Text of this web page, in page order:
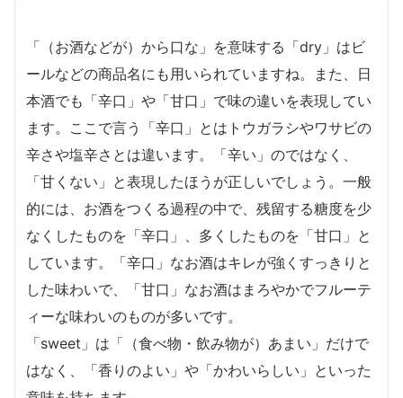
「（お酒などが）から口な」を意味する「dry」はビ
ールなどの商品名にも用いられていますね。また、日
本酒でも「辛口」や「甘口」で味の違いを表現してい
ます。ここで言う「辛口」とはトウガラシやワサビの
辛さや塩辛さとは違います。「辛い」のではなく、
「甘くない」と表現したほうが正しいでしょう。一般
的には、お酒をつくる過程の中で、残留する糖度を少
なくしたものを「辛口」、多くしたものを「甘口」と
しています。「辛口」なお酒はキレが強くすっきりと
した味わいで、「甘口」なお酒はまろやかでフルーテ
ィーな味わいのものが多いです。
「sweet」は「（食べ物・飲み物が）あまい」だけで
はなく、「香りのよい」や「かわいらしい」といった